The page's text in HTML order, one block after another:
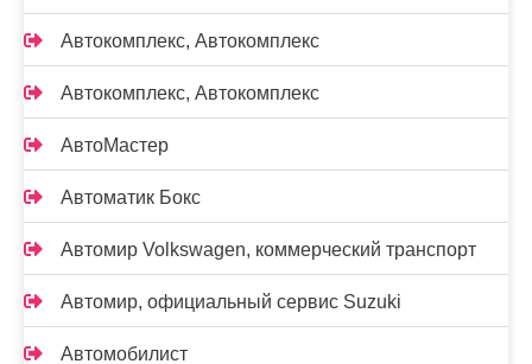
Автокомплекс, Автокомплекс
Автокомплекс, Автокомплекс
АвтоМастер
Автоматик Бокс
Автомир Volkswagen, коммерческий транспорт
Автомир, официальный сервис Suzuki
Автомобилист